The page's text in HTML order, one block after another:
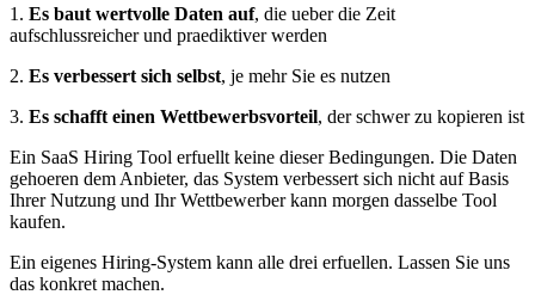
1. Es baut wertvolle Daten auf, die ueber die Zeit
aufschlussreicher und praediktiver werden
2. Es verbessert sich selbst, je mehr Sie es nutzen
3. Es schafft einen Wettbewerbsvorteil, der schwer zu kopieren ist
Ein SaaS Hiring Tool erfuellt keine dieser Bedingungen. Die Daten
gehoeren dem Anbieter, das System verbessert sich nicht auf Basis
Ihrer Nutzung und Ihr Wettbewerber kann morgen dasselbe Tool
kaufen.
Ein eigenes Hiring-System kann alle drei erfuellen. Lassen Sie uns
das konkret machen.